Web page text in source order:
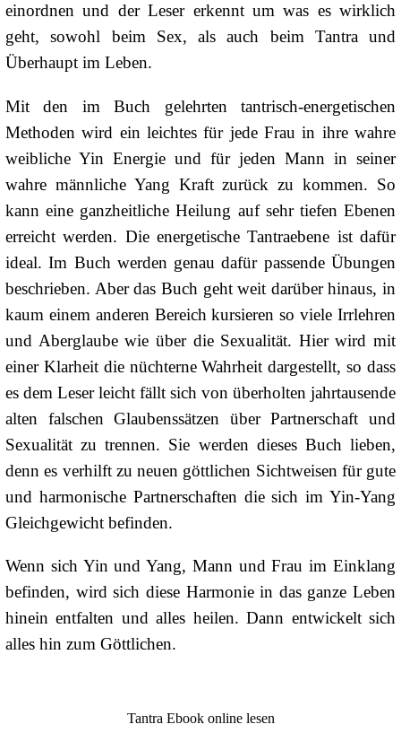
einordnen und der Leser erkennt um was es wirklich
geht, sowohl beim Sex, als auch beim Tantra und
Überhaupt im Leben.
Mit den im Buch gelehrten tantrisch-energetischen
Methoden wird ein leichtes für jede Frau in ihre wahre
weibliche Yin Energie und für jeden Mann in seiner
wahre männliche Yang Kraft zurück zu kommen. So
kann eine ganzheitliche Heilung auf sehr tiefen Ebenen
erreicht werden. Die energetische Tantraebene ist dafür
ideal. Im Buch werden genau dafür passende Übungen
beschrieben. Aber das Buch geht weit darüber hinaus, in
kaum einem anderen Bereich kursieren so viele Irrlehren
und Aberglaube wie über die Sexualität. Hier wird mit
einer Klarheit die nüchterne Wahrheit dargestellt, so dass
es dem Leser leicht fällt sich von überholten jahrtausende
alten falschen Glaubenssätzen über Partnerschaft und
Sexualität zu trennen. Sie werden dieses Buch lieben,
denn es verhilft zu neuen göttlichen Sichtweisen für gute
und harmonische Partnerschaften die sich im Yin-Yang
Gleichgewicht befinden.
Wenn sich Yin und Yang, Mann und Frau im Einklang
befinden, wird sich diese Harmonie in das ganze Leben
hinein entfalten und alles heilen. Dann entwickelt sich
alles hin zum Göttlichen.
Tantra Ebook online lesen